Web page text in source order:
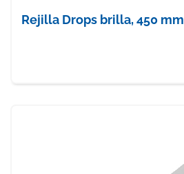
Rejilla Drops brilla, 450 mm